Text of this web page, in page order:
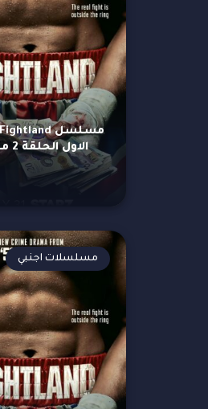
الاول الحلقة 2 مترجمة
مسلسلات اجنبي